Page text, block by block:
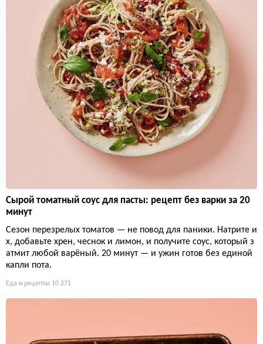
Сырой томатный соус для пасты: рецепт без варки за 20
минут
Сезон перезрелых томатов — не повод для паники. Натрите и
х, добавьте хрен, чеснок и лимон, и получите соус, который з
атмит любой варёный. 20 минут — и ужин готов без единой
капли пота.
Еда и рецепты 10 271